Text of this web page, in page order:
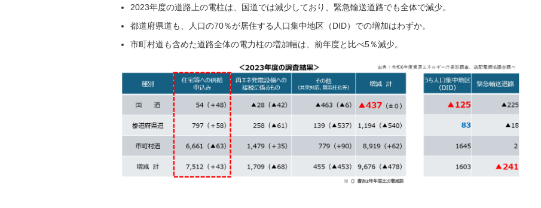
2023年度の道路上の電柱は、国道では減少しており、緊急輸送道路でも全体で減少。
都道府県道も、人口の70％が居住する人口集中地区（DID）での増加はわずか。
市町村道も含めた道路全体の電力柱の増加幅は、前年度と比べ5％減少。